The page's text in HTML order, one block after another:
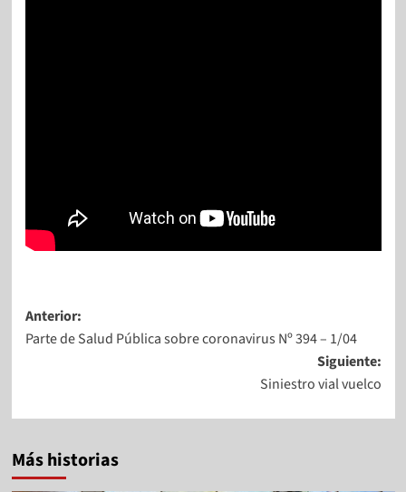
Anterior:
Parte de Salud Pública sobre coronavirus Nº 394 – 1/04
Siguiente:
Siniestro vial vuelco
Más historias